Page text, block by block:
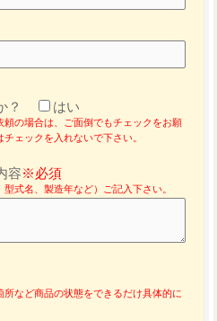
？ はい
の場合は、ご面倒でもチェックをお願
ェックを入れないで下さい。
容※必須
式名、製造年など）ご記入下さい。
など商品の状態をできるだけ具体的に